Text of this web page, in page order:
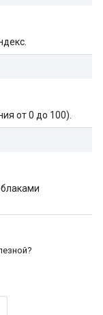
от 0 до 100).